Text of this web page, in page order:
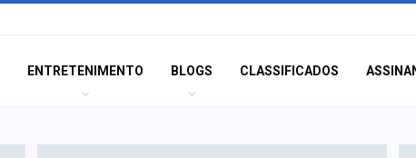
ENTRETENIMENTO BLOGS CLASSIFICADOS